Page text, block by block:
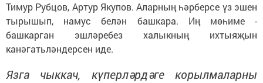
Тимур Рубцов, Артур Якупов. Аларның һәрберсе үз эшен
тырышып, намус белән башкара. Иң мөһиме -
башкарган эшләребез халыкның ихтыяҗын
канәгатьләндерсен иде.
Язга чыккач, күперләрдәге корылмаларны